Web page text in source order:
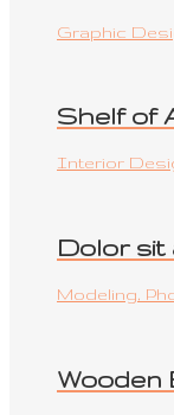
Graphic
Shelf of
Interior
Dolor sit
Modeling,
Wooden